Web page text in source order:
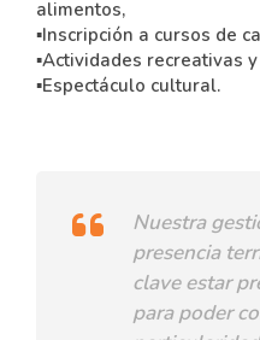
alimentos,
▪Inscripción a cursos de
▪Actividades recreativas
▪Espectáculo cultural.
Nuestra
presencia
clave estar
para poder